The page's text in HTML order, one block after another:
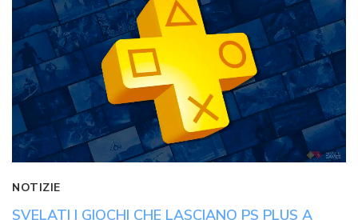
NOTIZIE
SVELATI I GIOCHI CHE LASCIANO PS PLUS A